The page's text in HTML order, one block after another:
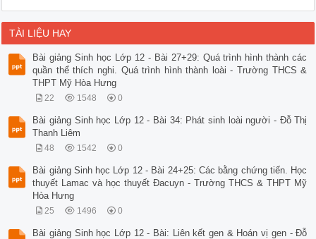
TÀI LIỆU HAY
Bài giảng Sinh học Lớp 12 - Bài 27+29: Quá trình hình thành các
quần thể thích nghi. Quá trình hình thành loài - Trường THCS &
THPT Mỹ Hòa Hưng
22 1548 0
Bài giảng Sinh học Lớp 12 - Bài 34: Phát sinh loài người - Đỗ Thị
Thanh Liêm
48 1542 0
Bài giảng Sinh học Lớp 12 - Bài 24+25: Các bằng chứng tiến. Học
thuyết Lamac và học thuyết Đacuyn - Trường THCS & THPT Mỹ
Hòa Hưng
25 1496 0
Bài giảng Sinh học Lớp 12 - Bài: Liên kết gen & Hoán vị gen - Đỗ